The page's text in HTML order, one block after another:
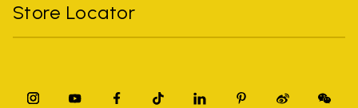
Store Locator